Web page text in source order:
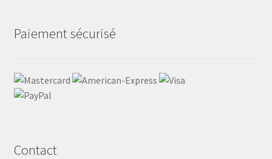
Paiement sécurisé
Contact